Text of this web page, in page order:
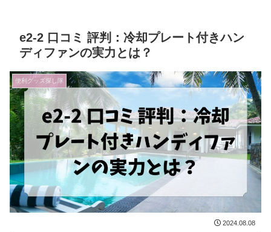
e2-2 口コミ 評判：冷却プレート付きハン
ディファンの実力とは？
便利グッズ探し隊
2024.08.08